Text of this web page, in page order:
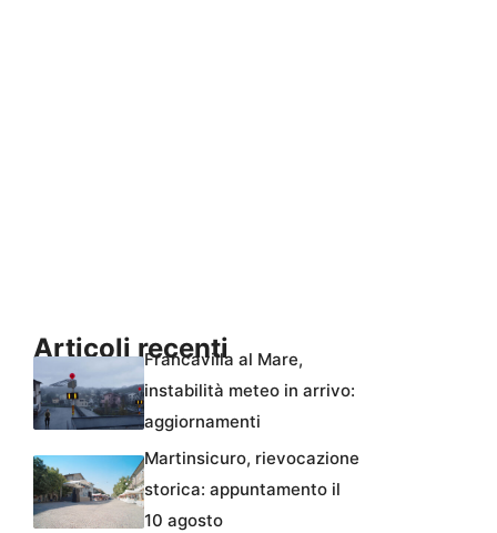
Articoli recenti
Francavilla al Mare,
instabilità meteo in arrivo:
aggiornamenti
Martinsicuro, rievocazione
storica: appuntamento il
10 agosto